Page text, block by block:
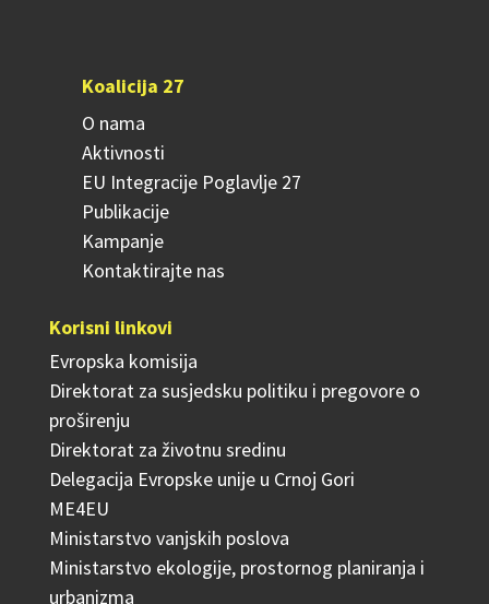
Koalicija 27
O nama
Aktivnosti
EU Integracije Poglavlje 27
Publikacije
Kampanje
Kontaktirajte nas
Korisni linkovi
Evropska komisija
Direktorat za susjedsku politiku i pregovore o
proširenju
Direktorat za životnu sredinu
Delegacija Evropske unije u Crnoj Gori
ME4EU
Ministarstvo vanjskih poslova
Ministarstvo ekologije, prostornog planiranja i
urbanizma